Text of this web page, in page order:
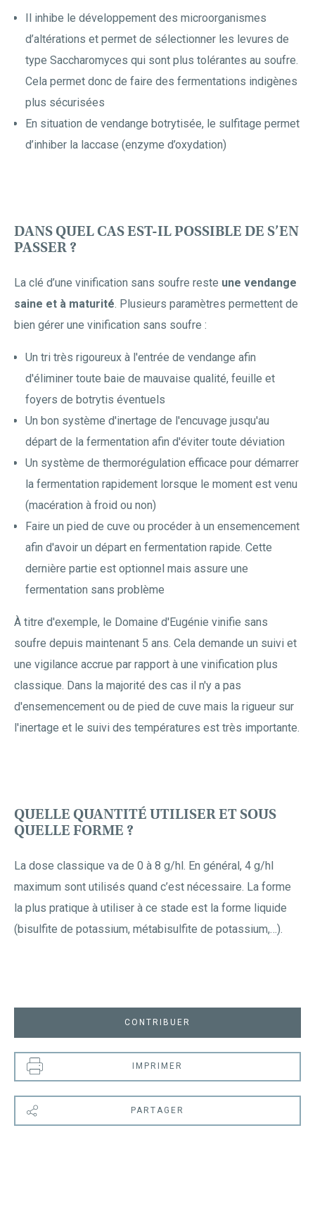
Il inhibe le développement des microorganismes
d’altérations et permet de sélectionner les levures de
type Saccharomyces qui sont plus tolérantes au soufre.
Cela permet donc de faire des fermentations indigènes
plus sécurisées
En situation de vendange botrytisée, le sulfitage permet
d’inhiber la laccase (enzyme d’oxydation)
DANS QUEL CAS EST-IL POSSIBLE DE S’EN
PASSER ?
La clé d’une vinification sans soufre reste une vendange
saine et à maturité. Plusieurs paramètres permettent de
bien gérer une vinification sans soufre :
Un tri très rigoureux à l'entrée de vendange afin
d'éliminer toute baie de mauvaise qualité, feuille et
foyers de botrytis éventuels
Un bon système d'inertage de l'encuvage jusqu'au
départ de la fermentation afin d'éviter toute déviation
Un système de thermorégulation efficace pour démarrer
la fermentation rapidement lorsque le moment est venu
(macération à froid ou non)
Faire un pied de cuve ou procéder à un ensemencement
afin d'avoir un départ en fermentation rapide. Cette
dernière partie est optionnel mais assure une
fermentation sans problème
À titre d'exemple, le Domaine d'Eugénie vinifie sans
soufre depuis maintenant 5 ans. Cela demande un suivi et
une vigilance accrue par rapport à une vinification plus
classique. Dans la majorité des cas il n'y a pas
d'ensemencement ou de pied de cuve mais la rigueur sur
l'inertage et le suivi des températures est très importante.
QUELLE QUANTITÉ UTILISER ET SOUS
QUELLE FORME ?
La dose classique va de 0 à 8 g/hl. En général, 4 g/hl
maximum sont utilisés quand c’est nécessaire. La forme
la plus pratique à utiliser à ce stade est la forme liquide
(bisulfite de potassium, métabisulfite de potassium,…).
CONTRIBUER
IMPRIMER
PARTAGER